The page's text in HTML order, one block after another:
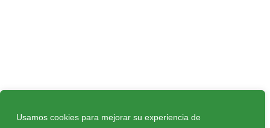
Usamos cookies para mejorar su experiencia de